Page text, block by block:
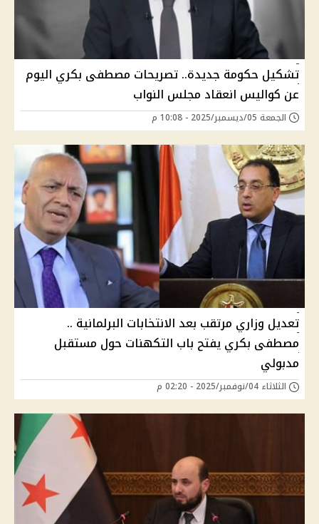
تشكيل حكومة جديدة.. تصريحات مصطفى بكري اليوم
عن كواليس انعقاد مجلس النواب
الجمعة 05/ديسمبر/2025 - 10:08 م
تعديل وزاري مرتقب بعد الانتخابات البرلمانية ..
مصطفى بكري يفتح باب التكهنات حول مستقبل
مدبولي
الثلاثاء 04/نوفمبر/2025 - 02:20 م